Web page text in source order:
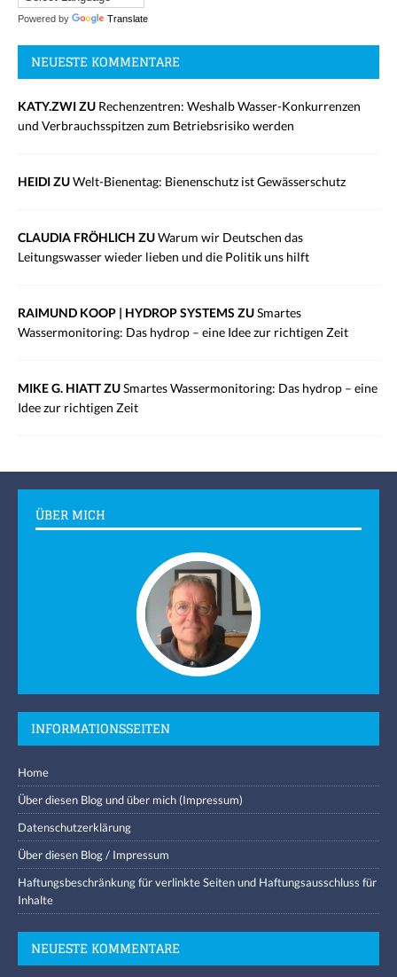
Powered by Translate
NEUESTE KOMMENTARE
KATY.ZWI ZU Rechenzentren: Weshalb Wasser-Konkurrenzen
und Verbrauchsspitzen zum Betriebsrisiko werden
HEIDI ZUWelt-Bienentag: Bienenschutz ist Gewässerschutz
CLAUDIA FRÖHLICH ZUWarum wir Deutschen das
Leitungswasser wieder lieben und die Politik uns hilft
RAIMUND KOOP | HYDROP SYSTEMS ZUSmartes
Wassermonitoring: Das hydrop – eine Idee zur richtigen Zeit
MIKE G. HIATT ZUSmartes Wassermonitoring: Das hydrop – eine
Idee zur richtigen Zeit
ÜBER MICH
INFORMATIONSSEITEN
Home
Über diesen Blog und über mich (Impressum)
Datenschutzerklärung
Über diesen Blog / Impressum
Haftungsbeschränkung für verlinkte Seiten und Haftungsausschluss für
Inhalte
NEUESTE KOMMENTARE